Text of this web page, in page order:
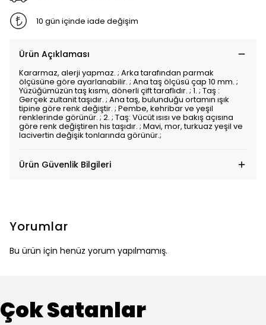
10 gün içinde iade değişim
Ürün Açıklaması
Kararmaz, alerji yapmaz. ; Arka tarafından parmak
ölçüsüne göre ayarlanabilir. ; Ana taş ölçüsü çap 10 mm. ;
Yüzüğümüzün taş kısmı, dönerli çift taraflıdır. ; 1. ; Taş :
Gerçek zultanit taşıdır. ; Ana taş, bulunduğu ortamın ışık
tipine göre renk değiştir. ; Pembe, kehribar ve yeşil
renklerinde görünür. ; 2. ; Taş: Vücüt ısısı ve bakış açısına
göre renk değiştiren his taşıdır. ; Mavi, mor, turkuaz yeşil ve
lacivertin değişik tonlarında görünür.;
Ürün Güvenlik Bilgileri
Yorumlar
Bu ürün için henüz yorum yapılmamış.
Çok Satanlar